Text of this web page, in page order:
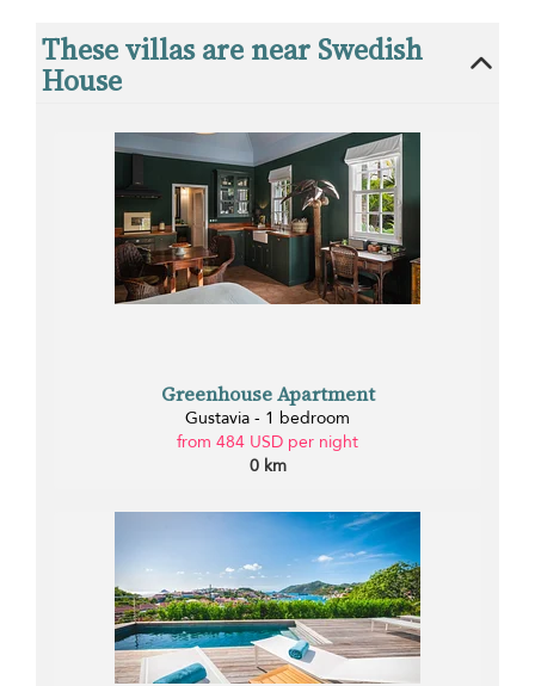
These villas are near Swedish
House
Greenhouse Apartment
Gustavia - 1 bedroom
from 484 USD per night
0 km